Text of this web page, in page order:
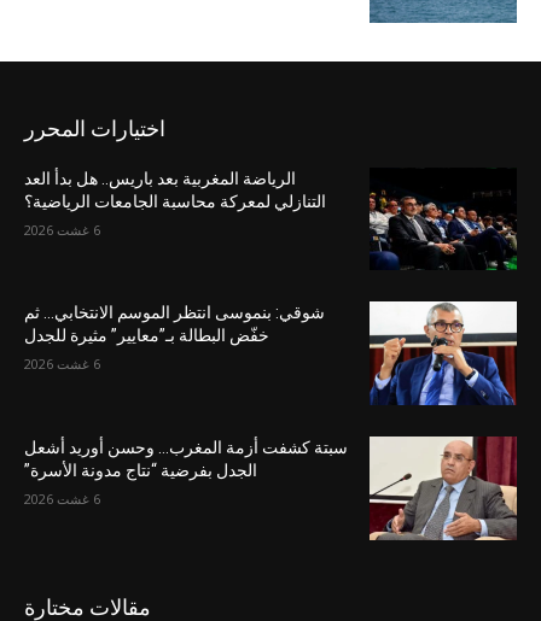
اختيارات المحرر
الرياضة المغربية بعد باريس.. هل بدأ العد
التنازلي لمعركة محاسبة الجامعات الرياضية؟
6 غشت 2026
شوقي: بنموسى انتظر الموسم الانتخابي… ثم
خفّض البطالة بـ”معايير” مثيرة للجدل
6 غشت 2026
سبتة كشفت أزمة المغرب… وحسن أوريد أشعل
الجدل بفرضية “نتاج مدونة الأسرة”
6 غشت 2026
مقالات مختارة